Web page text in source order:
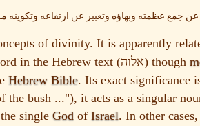
جمع عظمته وبهاؤه وتعبير عن ارتفاعه وتكوينه
of divinity. It is apparently
though
(אלוה
in the Hebrew text
Hebrew Bible. Its exact significance
bush ..."), it acts as a singular
single God of Israel. In other